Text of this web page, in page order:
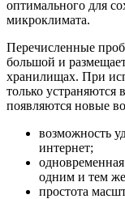
оптимального для
микроклимата.
Перечисленные
большой и
хранилищах. При
только
появляются новые
возможность
интернет;
одним и тем
простота